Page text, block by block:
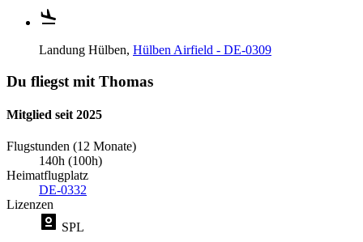
Landung Hülben, Hülben Airfield - DE-0309
Du fliegst mit Thomas
Mitglied seit 2025
Flugstunden (12 Monate)
140h (100h)
Heimatflugplatz
DE-0332
Lizenzen
SPL